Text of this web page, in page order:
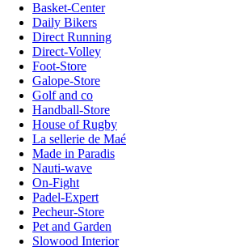
Basket-Center
Daily Bikers
Direct Running
Direct-Volley
Foot-Store
Galope-Store
Golf and co
Handball-Store
House of Rugby
La sellerie de Maé
Made in Paradis
Nauti-wave
On-Fight
Padel-Expert
Pecheur-Store
Pet and Garden
Slowood Interior